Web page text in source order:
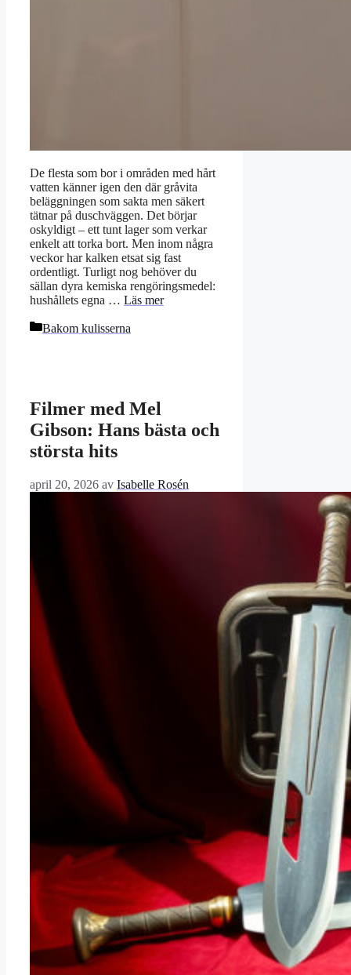
De flesta som bor i områden med hårt
vatten känner igen den där gråvita
beläggningen som sakta men säkert
tätnar på duschväggen. Det börjar
oskyldigt – ett tunt lager som verkar
enkelt att torka bort. Men inom några
veckor har kalken etsat sig fast
ordentligt. Turligt nog behöver du
sällan dyra kemiska rengöringsmedel:
hushållets egna … Läs mer
Kategorier
Bakom kulisserna
Filmer med Mel
Gibson: Hans bästa och
största hits
april 20, 2026 av Isabelle Rosén